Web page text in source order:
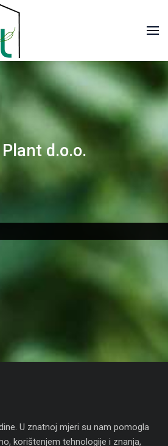
d.o.o.
U znatnoj mjeri su nam pomogla
korištenjem tehnologije i znanja,